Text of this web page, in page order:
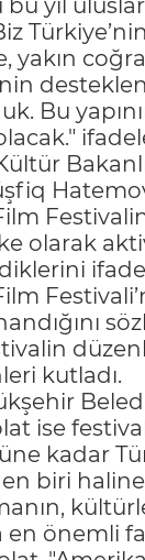
yakın
Bu
olarak
kutladı.
ise
kadar
biri
en önemli